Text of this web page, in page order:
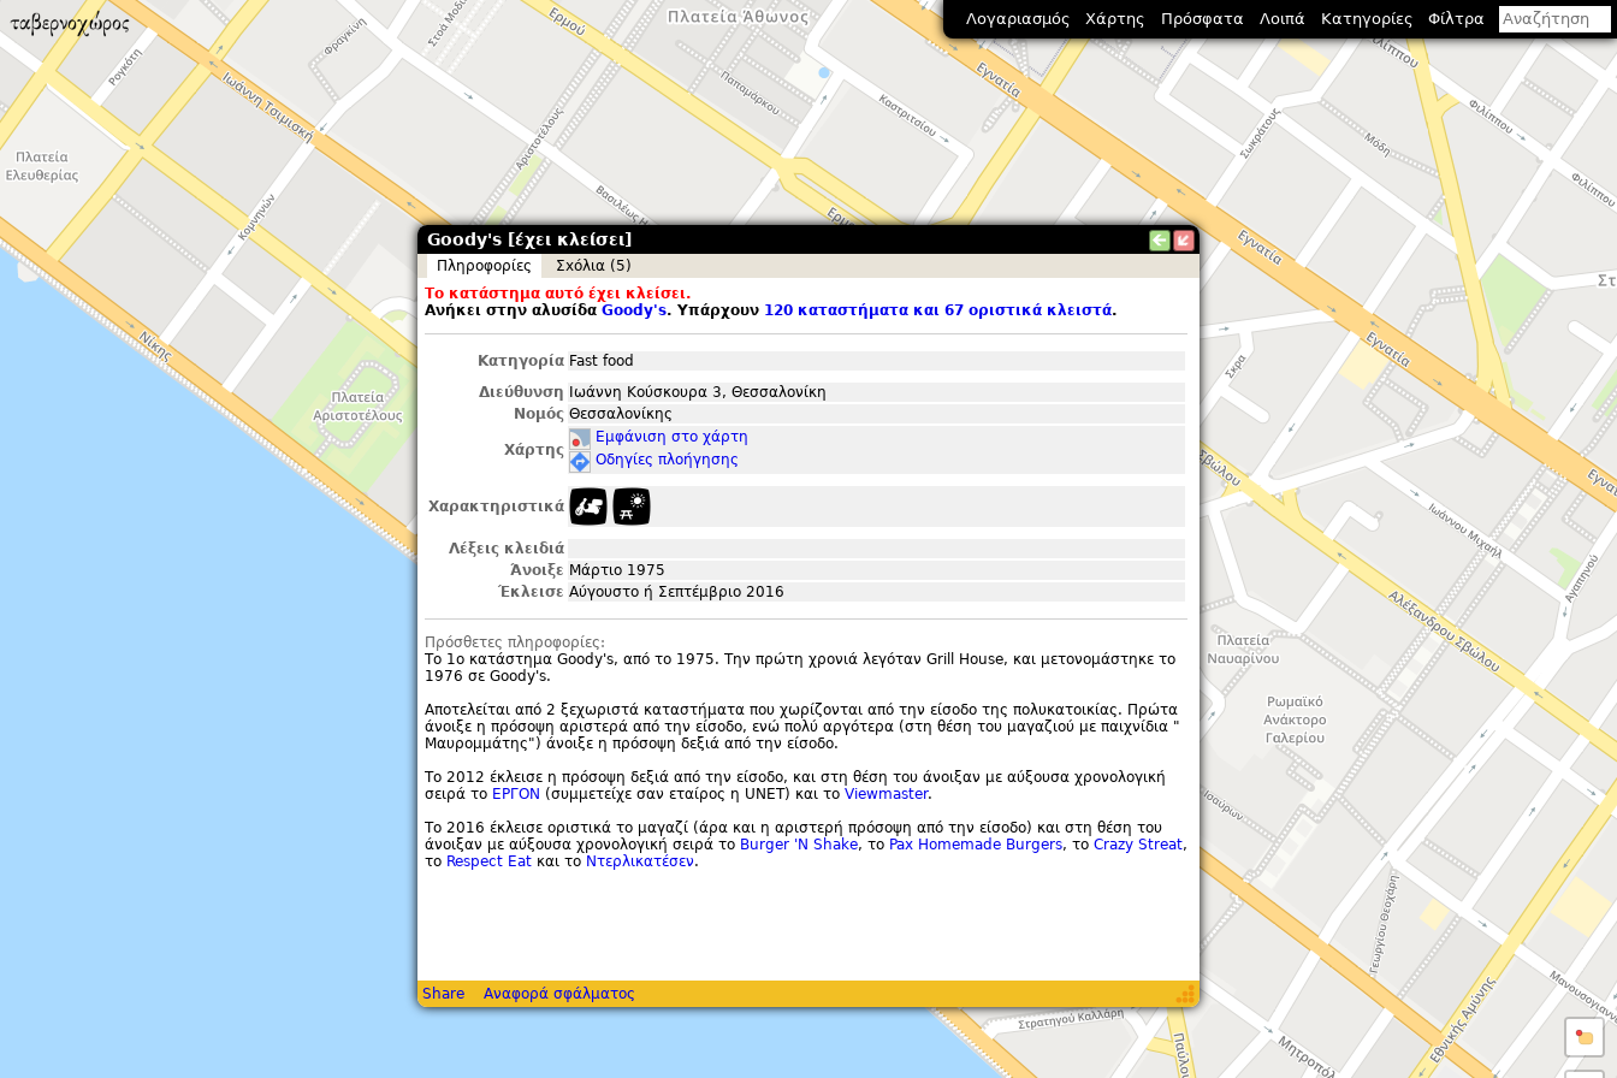
Goody's [έχει κλείσει]
Πληροφορίες
Σxόλια (5)
Το κατάστημα αυτό έχει κλείσει.
Ανήκει στην αλυσίδα Goody's. Υπάρχουν 120 καταστήματα και 67 οριστικά κλειστά.
Κατηγορία Fast food
Διεύθυνση
Ιωάννη Κούσκουρα 3, Θεσσαλονίκη
Νομός Θεσσαλονίκης
Χάρτης
Εμφάνιση στο χάρτη
Οδηγίες πλοήγησης
Χαρακτηριστικά
Λέξεις κλειδιά
Άνοιξε Μάρτιο 1975
Έκλεισε Αύγουστο ή Σεπτέμβριο 2016
Πρόσθετες πληροφορίες:
Το 1ο κατάστημα Goody's, από το 1975. Την πρώτη χρονιά λεγόταν Grill House, και μετονομάστηκε το
1976 σε Goody's.
Αποτελείται από 2 ξεχωριστά καταστήματα που χωρίζονται από την είσοδο της πολυκατοικίας. Πρώτα
άνοιξε η πρόσοψη αριστερά από την είσοδο, ενώ πολύ αργότερα (στη θέση του μαγαζιού με παιχνίδια "
Μαυρομμάτης") άνοιξε η πρόσοψη δεξιά από την είσοδο.
Το 2012 έκλεισε η πρόσοψη δεξιά από την είσοδο, και στη θέση του άνοιξαν με αύξουσα χρονολογική
σειρά το ΕΡΓΟΝ (συμμετείχε σαν εταίρος η UNET) και το Viewmaster.
Το 2016 έκλεισε οριστικά το μαγαζί (άρα και η αριστερή πρόσοψη από την είσοδο) και στη θέση του
άνοιξαν με αύξουσα χρονολογική σειρά το Burger 'N Shake, το Pax Homemade Burgers, το Crazy Streat,
το Respect Eat και το Ντερλικατέσεν.
Share Αναφορά σφάλματος
Λογαριασμός Χάρτης Πρόσφατα Λοιπά Κατηγορίες Φίλτρα